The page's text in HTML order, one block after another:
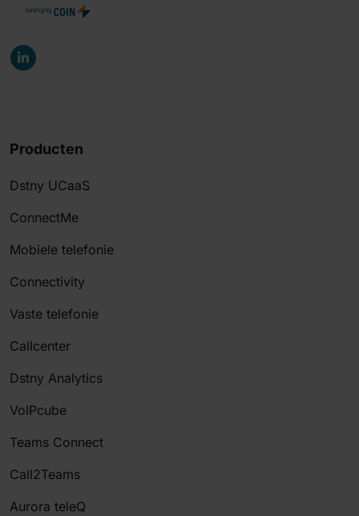
Producten
Dstny UCaaS
ConnectMe
Mobiele telefonie
Connectivity
Vaste telefonie
Callcenter
Dstny Analytics
VoIPcube
Teams Connect
Call2Teams
Aurora teleQ